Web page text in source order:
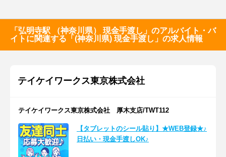
「弘明寺駅 （神奈川県） 現金手渡し」のアルバイト・バ
イトに関連する「(神奈川県) 現金手渡し」の求人情報
テイケイワークス東京株式会社
テイケイワークス東京株式会社 厚木支店/TWT112
【タブレットのシール貼り】★WEB登録★♪
日払い・現金手渡しOK♪